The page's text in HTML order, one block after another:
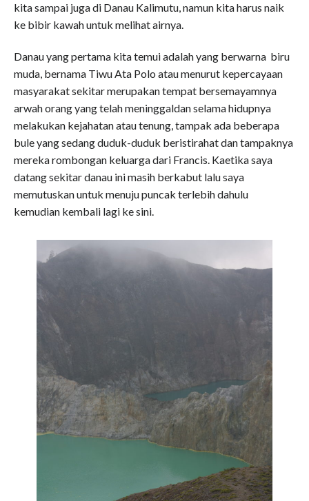
kita sampai juga di Danau Kalimutu, namun kita harus naik
ke bibir kawah untuk melihat airnya.
Danau yang pertama kita temui adalah yang berwarna biru
muda, bernama Tiwu Ata Polo atau menurut kepercayaan
masyarakat sekitar merupakan tempat bersemayamnya
arwah orang yang telah meninggaldan selama hidupnya
melakukan kejahatan atau tenung, tampak ada beberapa
bule yang sedang duduk-duduk beristirahat dan tampaknya
mereka rombongan keluarga dari Francis. Kaetika saya
datang sekitar danau ini masih berkabut lalu saya
memutuskan untuk menuju puncak terlebih dahulu
kemudian kembali lagi ke sini.